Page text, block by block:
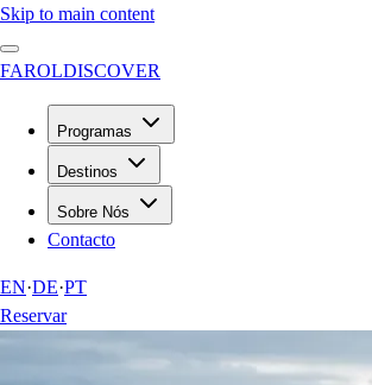
Skip to main content
FAROLDISCOVER
Programas
Destinos
Sobre Nós
Contacto
EN·DE·PT
Reservar